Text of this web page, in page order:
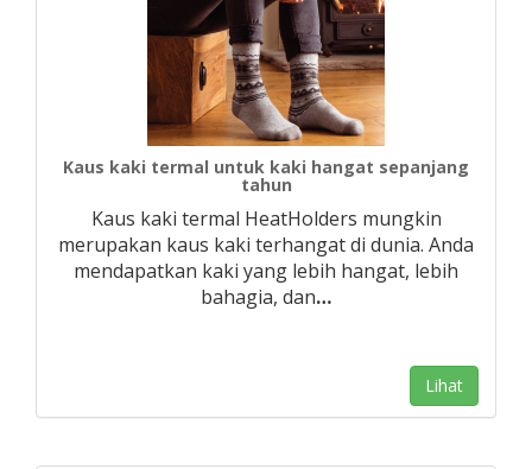
Kaus kaki termal untuk kaki hangat sepanjang
tahun
Kaus kaki termal HeatHolders mungkin
merupakan kaus kaki terhangat di dunia. Anda
mendapatkan kaki yang lebih hangat, lebih
bahagia, dan…
Lihat